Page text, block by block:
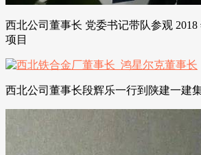
西北公司董事长 党委书记带队参观
项目
西北公司董事长段辉乐一行到陕建一建